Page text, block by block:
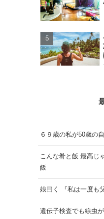
６９歳の私が50歳の
こんな肴と飯 最高じ
飯
娘曰く 『私は一度も
遺伝子検査でも線虫